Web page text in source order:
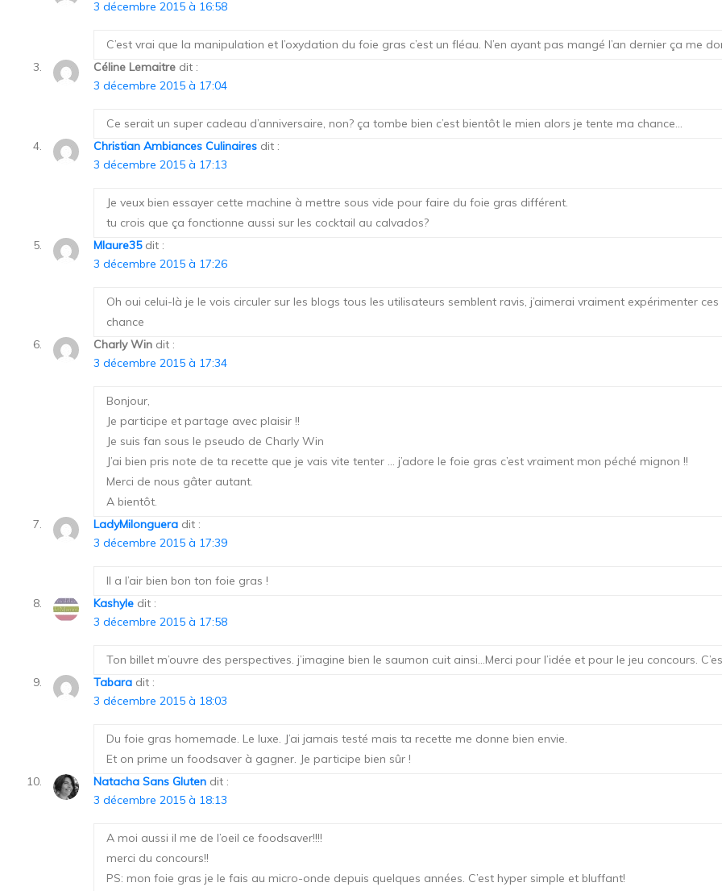
3 décembre 2015 à 16:58
C’est vrai que la manipulation et l’oxydation du foie gras c’est un fléau. N’en ayant pas mangé l’an dernier ça me
Céline Lemaitre dit :
3 décembre 2015 à 17:04
Ce serait un super cadeau d’anniversaire, non? ça tombe bien c’est bientôt le mien alors je tente ma chance…
Christian Ambiances Culinaires dit :
3 décembre 2015 à 17:13
Je veux bien essayer cette machine à mettre sous vide pour faire du foie gras différent.
tu crois que ça fonctionne aussi sur les cocktail au calvados?
Mlaure35 dit :
3 décembre 2015 à 17:26
Oh oui celui-là je le vois circuler sur les blogs tous les utilisateurs semblent ravis, j’aimerai vraiment expérimenter
chance
Charly Win dit :
3 décembre 2015 à 17:34
Bonjour,
Je participe et partage avec plaisir !!
Je suis fan sous le pseudo de Charly Win
J’ai bien pris note de ta recette que je vais vite tenter … j’adore le foie gras c’est vraiment mon péché mignon !!
Merci de nous gâter autant.
A bientôt.
LadyMilonguera dit :
3 décembre 2015 à 17:39
Il a l’air bien bon ton foie gras !
Kashyle dit :
3 décembre 2015 à 17:58
Ton billet m’ouvre des perspectives. j’imagine bien le saumon cuit ainsi…Merci pour l’idée et pour le jeu concours.
Tabara dit :
3 décembre 2015 à 18:03
Du foie gras homemade. Le luxe. J’ai jamais testé mais ta recette me donne bien envie.
Et on prime un foodsaver à gagner. Je participe bien sûr !
Natacha Sans Gluten dit :
3 décembre 2015 à 18:13
A moi aussi il me de l’oeil ce foodsaver!!!!
merci du concours!!
PS: mon foie gras je le fais au micro-onde depuis quelques années. C’est hyper simple et bluffant!